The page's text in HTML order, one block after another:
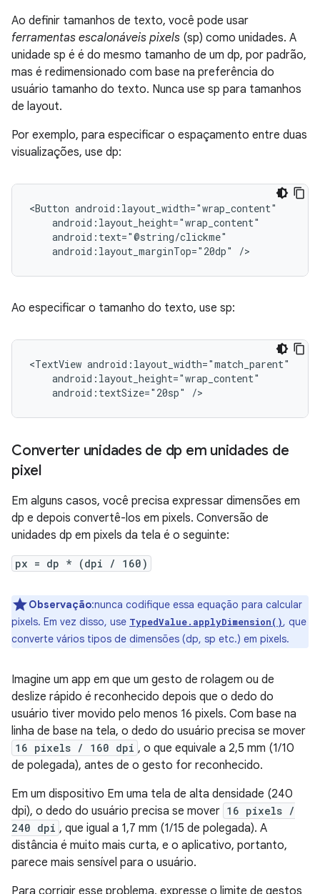
Ao definir tamanhos de texto, você pode usar
ferramentas escalonáveis pixels (sp) como unidades. A
unidade sp é é do mesmo tamanho de um dp, por padrão,
mas é redimensionado com base na preferência do
usuário tamanho do texto. Nunca use sp para tamanhos
de layout.
Por exemplo, para especificar o espaçamento entre duas
visualizações, use dp:
<Button
android:layout_marginTop="20dp"
/>
Ao especificar o tamanho do texto, use sp:
<TextView
android:textSize="20sp"
/>
Converter unidades de dp em unidades de
pixel
Em alguns casos, você precisa expressar dimensões em
dp e depois convertê-los em pixels. Conversão de
unidades dp em pixels da tela é o seguinte:
px = dp * (dpi / 160)
Observação:nunca codifique essa equação para calcular
pixels. Em vez disso, use TypedValue.applyDimension(), que
converte vários tipos de dimensões (dp, sp etc.) em pixels.
Imagine um app em que um gesto de rolagem ou de
deslize rápido é reconhecido depois que o dedo do
usuário tiver movido pelo menos 16 pixels. Com base na
linha de base na tela, o dedo do usuário precisa se mover
16 pixels / 160 dpi , o que equivale a 2,5 mm (1/10
de polegada), antes de o gesto for reconhecido.
Em um dispositivo Em uma tela de alta densidade (240
dpi), o dedo do usuário precisa se mover 16 pixels /
240 dpi , que igual a 1,7 mm (1/15 de polegada). A
distância é muito mais curta, e o aplicativo, portanto,
parece mais sensível para o usuário.
Para corrigir esse problema, expresse o limite de gestos